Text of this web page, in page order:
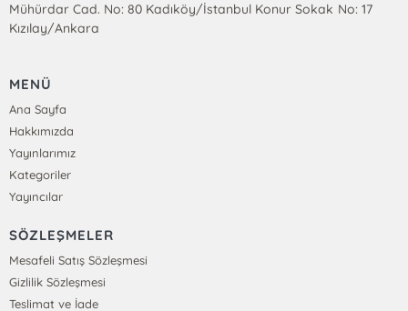
Mühürdar Cad. No: 80 Kadıköy/İstanbul Konur Sokak No: 17
Kızılay/Ankara
MENÜ
Ana Sayfa
Hakkımızda
Yayınlarımız
Kategoriler
Yayıncılar
SÖZLEŞMELER
Mesafeli Satış Sözleşmesi
Gizlilik Sözleşmesi
Teslimat ve İade